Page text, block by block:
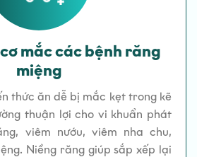
mắc các bệnh răng
miệng
thức ăn dễ bị mắc kẹt trong kẽ
thuận lợi cho vi khuẩn phát
viêm nướu, viêm nha chu,
Niềng răng giúp sắp xếp lại